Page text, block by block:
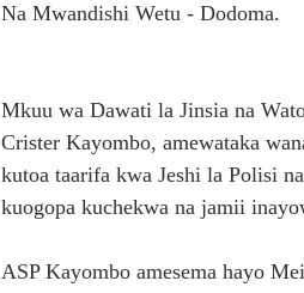
EWURA KANDA YA
WAZIRI SANGU
MTENDAJI MKUU
Na Mwandishi Wetu - Dodoma.
Mkuu wa Dawati la Jinsia na
Crister Kayombo, amewataka
kutoa taarifa kwa Jeshi la Polisi
kuogopa kuchekwa na jamii
ASP Kayombo amesema hayo